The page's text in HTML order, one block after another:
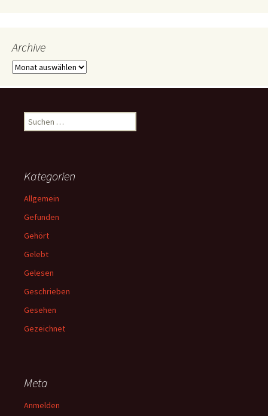
Archive
Archive
Suchen
nach:
Kategorien
Allgemein
Gefunden
Gehört
Gelebt
Gelesen
Geschrieben
Gesehen
Gezeichnet
Meta
Anmelden